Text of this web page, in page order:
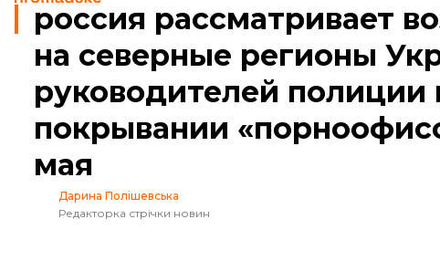
россия рассматривает
на северные регионы
руководителей полиции
покрывании
мая
Дарина Полішевська
Редакторка стрічки новин